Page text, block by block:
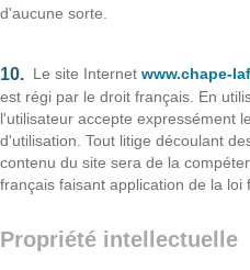
d'aucune sorte.
Le site Internet www.chape-
est régi par le droit français. En
l'utilisateur accepte expressément
d'utilisation. Tout litige découlant
contenu du site sera de la
français faisant application de la loi
Propriété intellectuelle